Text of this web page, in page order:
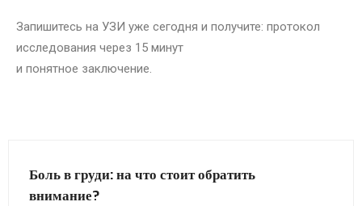
Запишитесь на УЗИ уже сегодня и получите: протокол
исследования через 15 минут
и понятное заключение.
Боль в груди: на что стоит обратить
внимание?